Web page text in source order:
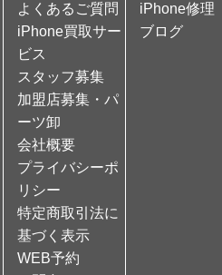
よくあるご質問
iPhone買取サー
ビス
スタッフ募集
加盟店募集・パ
ーツ卸
会社概要
プライバシーポ
リシー
特定商取引法に
基づく表示
WEB予約
iPhone修理
ブログ